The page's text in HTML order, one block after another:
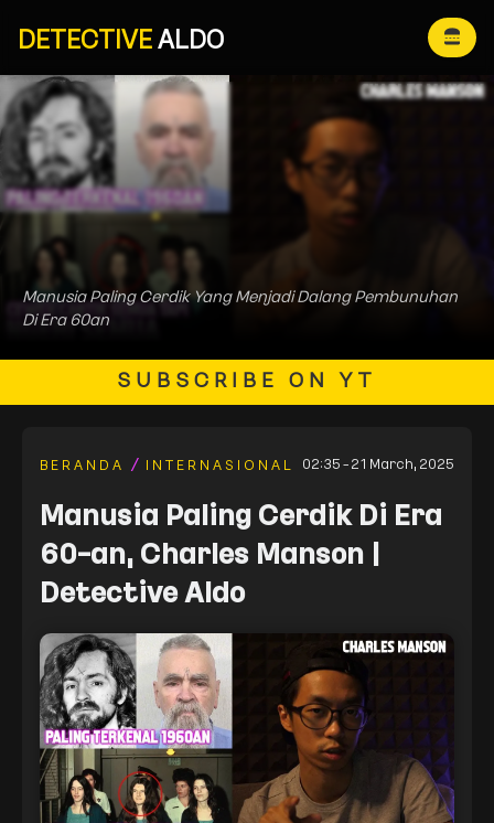
DETECTIVEALDO
Manusia Paling Cerdik Yang Menjadi Dalang Pembunuhan
Di Era 60an
SUBSCRIBE ON YT
BERANDA INTERNASIONAL 02:35 - 21 March, 2025
Manusia Paling Cerdik Di Era
60-an, Charles Manson |
Detective Aldo